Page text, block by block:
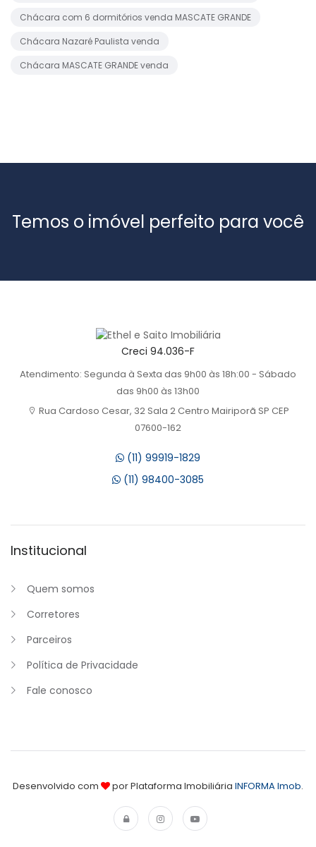
Chácara com 6 dormitórios venda MASCATE GRANDE
Chácara Nazaré Paulista venda
Chácara MASCATE GRANDE venda
Temos o imóvel perfeito para você
Creci 94.036-F
Atendimento: Segunda à Sexta das 9h00 às 18h:00 - Sábado
das 9h00 às 13h00
Rua Cardoso Cesar, 32 Sala 2 Centro Mairiporã SP CEP
07600-162
(11) 99919-1829
(11) 98400-3085
Institucional
Quem somos
Corretores
Parceiros
Política de Privacidade
Fale conosco
Desenvolvido com por Plataforma Imobiliária INFORMA Imob.